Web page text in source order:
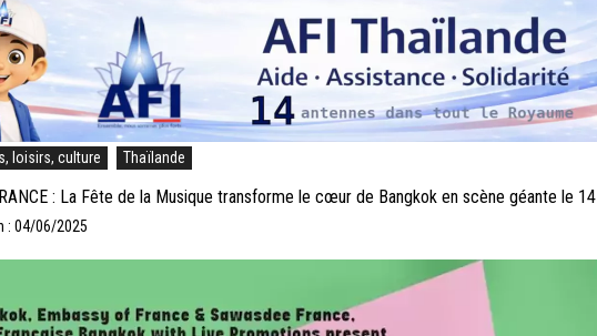
Thaïlande
loisirs, culture Thaïlande
: La Fête de la Musique transforme le cœur de Bangkok en scène géante le
: 04/06/2025